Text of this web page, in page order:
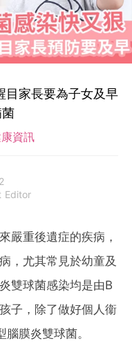
目家長要為子女及早
資訊
Editor
嚴重後遺症的疾病，
，尤其常見於幼童及
雙球菌感染均是由B
子，除了做好個人衞
膜炎雙球菌。